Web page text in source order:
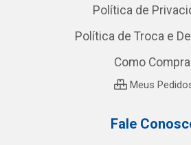
Política de
Política de Troca e
Como
Meus
Fale